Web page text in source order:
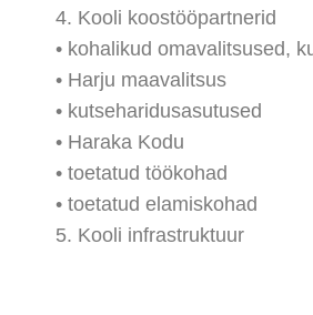
4. Kooli koostööpartnerid
• kohalikud omavalitsused,
• Harju maavalitsus
• kutseharidusasutused
• Haraka Kodu
• toetatud töökohad
• toetatud elamiskohad
5. Kooli infrastruktuur